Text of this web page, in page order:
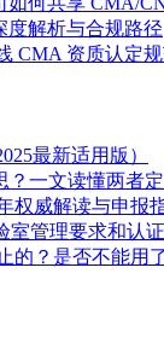
度解析与合规路径
CMA 资质认定
最新适用版）
一文读懂两者
权威解读与申报
室管理要求和认
的？是否不能用